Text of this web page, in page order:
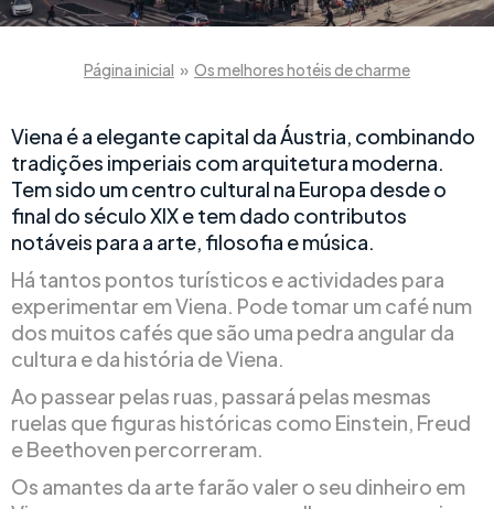
Página inicial » Os melhores hotéis de charme
Viena é a elegante capital da Áustria, combinando
tradições imperiais com arquitetura moderna.
Tem sido um centro cultural na Europa desde o
final do século XIX e tem dado contributos
notáveis para a arte, filosofia e música.
Há tantos pontos turísticos e actividades para
experimentar em Viena. Pode tomar um café num
dos muitos cafés que são uma pedra angular da
cultura e da história de Viena.
Ao passear pelas ruas, passará pelas mesmas
ruelas que figuras históricas como Einstein, Freud
e Beethoven percorreram.
Os amantes da arte farão valer o seu dinheiro em